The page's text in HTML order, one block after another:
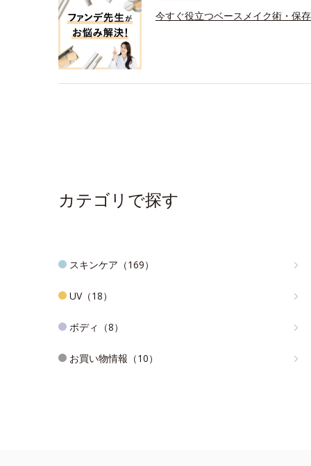
今すぐ役立つベースメイク術・保
カテゴリで探す
スキンケア（169）
UV（18）
ボディ（8）
お買い物情報（10）